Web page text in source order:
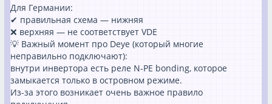
Для Германии:
✔ правильная схема — нижняя
❌ верхняя — не соответствует VDE
💡 Важный момент про Deye (который многие
неправильно подключают):
внутри инвертора есть реле N-PE bonding, которое
замыкается только в островном режиме.
Из-за этого возникает очень важное правило